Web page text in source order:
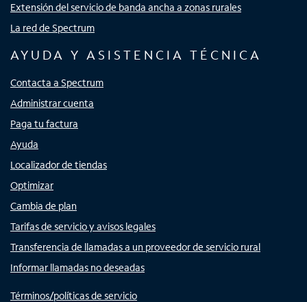
Extensión del servicio de banda ancha a zonas rurales
La red de Spectrum
AYUDA Y ASISTENCIA TÉCNICA
Contacta a Spectrum
Administrar cuenta
Paga tu factura
Ayuda
Localizador de tiendas
Optimizar
Cambia de plan
Tarifas de servicio y avisos legales
Transferencia de llamadas a un proveedor de servicio rural
Informar llamadas no deseadas
Términos/políticas de servicio